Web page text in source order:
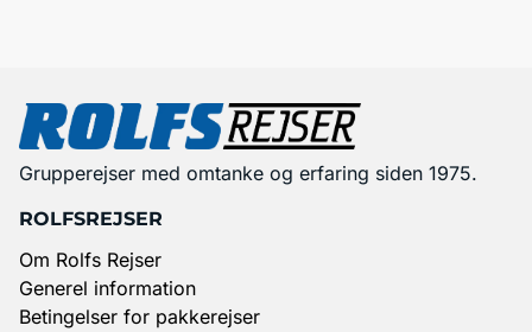
Grupperejser med omtanke og erfaring siden 1975.
ROLFSREJSER
Om Rolfs Rejser
Generel information
Betingelser for pakkerejser